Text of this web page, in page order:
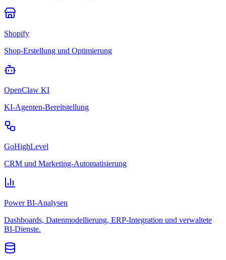
Shopify
Shop-Erstellung und Optimierung
OpenClaw KI
KI-Agenten-Bereitstellung
GoHighLevel
CRM und Marketing-Automatisierung
Power BI-Analysen
Dashboards, Datenmodellierung, ERP-Integration und verwaltete
BI-Dienste.